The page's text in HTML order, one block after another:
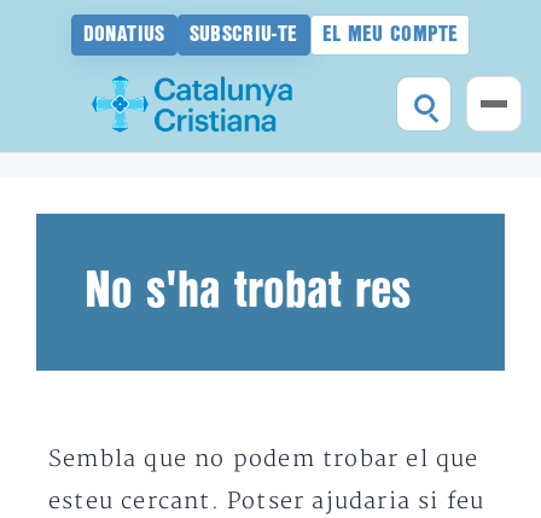
DONATIUS SUBSCRIU-TE EL MEU COMPTE
No s'ha trobat res
Sembla que no podem trobar el que
esteu cercant. Potser ajudaria si feu